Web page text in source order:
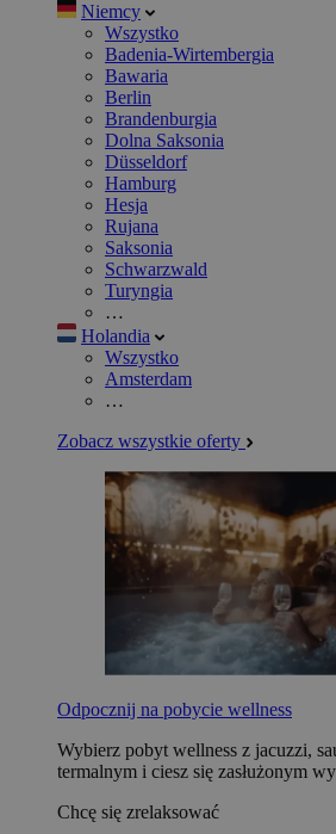
Niemcy
Wszystko
Badenia-Wirtembergia
Bawaria
Berlin
Brandenburgia
Dolna Saksonia
Düsseldorf
Hamburg
Hesja
Rujana
Saksonia
Schwarzwald
Turyngia
…
Holandia
Wszystko
Amsterdam
…
Zobacz wszystkie oferty
Odpocznij na pobycie wellness
Wybierz pobyt wellness z jacuzzi,
termalnym i ciesz się zasłużonym
Chcę się zrelaksować